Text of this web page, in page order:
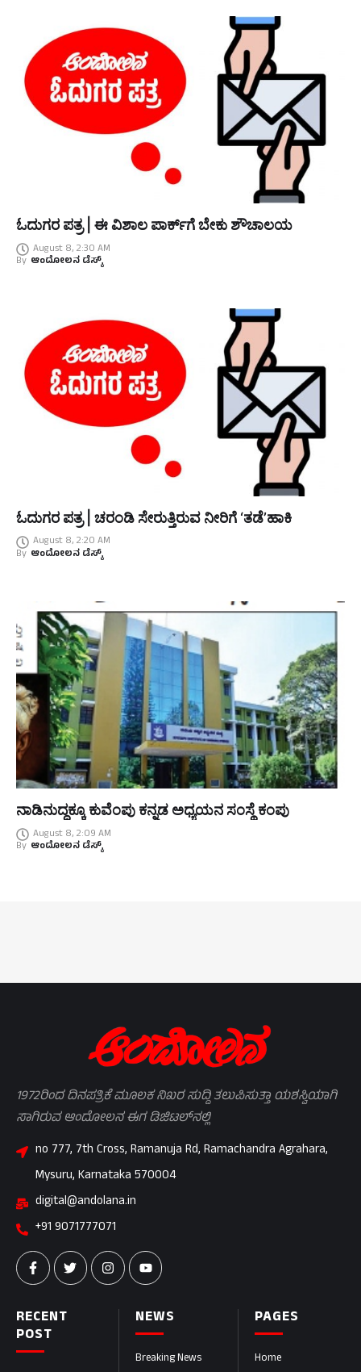
ಓದುಗರ ಪತ್ರ | ಈ ವಿಶಾಲ ಪಾರ್ಕ್‌ಗೆ ಬೇಕು ಶೌಚಾಲಯ
August 8, 2:30 AM
By ಆಂದೋಲನ ಡೆಸ್ಕ್
ಓದುಗರ ಪತ್ರ | ಚರಂಡಿ ಸೇರುತ್ತಿರುವ ನೀರಿಗೆ ‘ತಡೆ’ಹಾಕಿ
August 8, 2:20 AM
By ಆಂದೋಲನ ಡೆಸ್ಕ್
ನಾಡಿನುದ್ದಕ್ಕೂ ಕುವೆಂಪು ಕನ್ನಡ ಅಧ್ಯಯನ ಸಂಸ್ಥೆ ಕಂಪು
August 8, 2:09 AM
By ಆಂದೋಲನ ಡೆಸ್ಕ್
PAGES
Home
NEWS
Breaking News
RECENT
POST
1972ರಿಂದ ದಿನಪತ್ರಿಕೆ ಮೂಲಕ ನಿಖರ ಸುದ್ದಿ ತಲುಪಿಸುತ್ತಾ ಯಶಸ್ವಿಯಾಗಿ
ಸಾಗಿರುವ ಆಂದೋಲನ ಈಗ ಡಿಜಿಟಲ್‌ನಲ್ಲಿ
no 777, 7th Cross, Ramanuja Rd, Ramachandra Agrahara,
Mysuru, Karnataka 570004
digital@andolana.in
+91 9071777071